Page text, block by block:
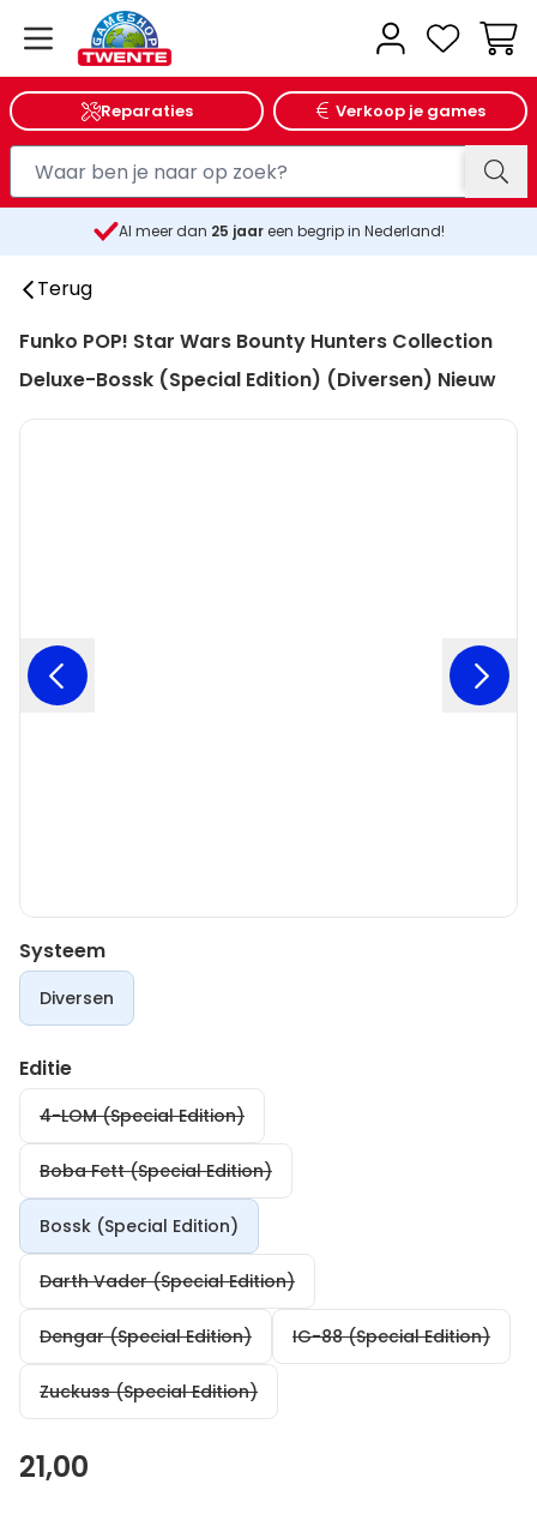
Reparaties Verkoop je games
Al meer dan 25 jaareen begrip in Nederland!
Terug
Funko POP! Star Wars Bounty Hunters Collection
Deluxe-Bossk (Special Edition) (Diversen) Nieuw
Systeem
Diversen
Editie
4-LOM (Special Edition)
Boba Fett (Special Edition)
Bossk (Special Edition)
Darth Vader (Special Edition)
Dengar (Special Edition) IG-88 (Special Edition)
Zuckuss (Special Edition)
21,00